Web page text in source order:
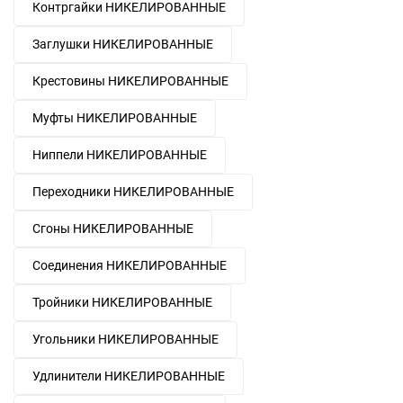
Контргайки НИКЕЛИРОВАННЫЕ
Заглушки НИКЕЛИРОВАННЫЕ
Крестовины НИКЕЛИРОВАННЫЕ
Муфты НИКЕЛИРОВАННЫЕ
Ниппели НИКЕЛИРОВАННЫЕ
Переходники НИКЕЛИРОВАННЫЕ
Сгоны НИКЕЛИРОВАННЫЕ
Соединения НИКЕЛИРОВАННЫЕ
Тройники НИКЕЛИРОВАННЫЕ
Угольники НИКЕЛИРОВАННЫЕ
Удлинители НИКЕЛИРОВАННЫЕ